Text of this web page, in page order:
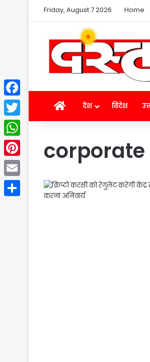
Friday, August 7 2026 Home
Homeदेश विदेश
Facebook
Twitter
WhatsApp
Pinterest
Email